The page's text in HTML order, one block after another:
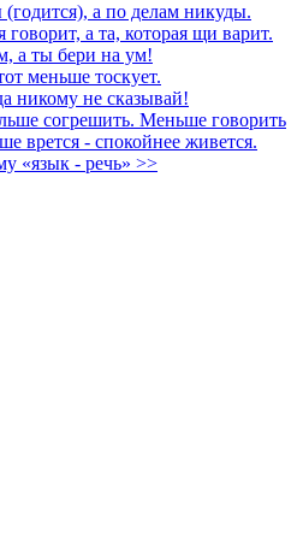
а по делам никуды.
говорит, а та, которая щи варит.
а ты бери на ум!
меньше тоскует.
никому не сказывай!
согрешить. Меньше говорить
врется - спокойнее живется.
«язык - речь» >>